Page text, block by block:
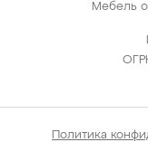
Мебель
Политика